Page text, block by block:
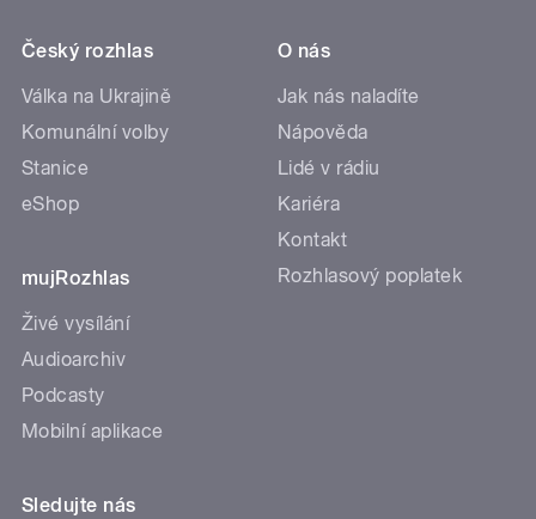
Český rozhlas
Válka na Ukrajině
Komunální volby
Stanice
eShop
mujRozhlas
Živé vysílání
Audioarchiv
Podcasty
Mobilní aplikace
O nás
Jak nás naladíte
Nápověda
Lidé v rádiu
Kariéra
Kontakt
Rozhlasový poplatek
Sledujte nás